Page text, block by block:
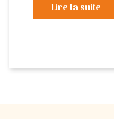
Lire la suite